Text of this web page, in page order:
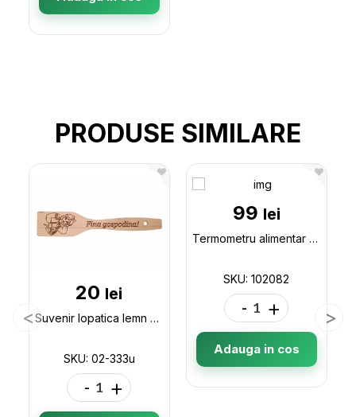
PRODUSE SIMILARE
20 lei
Suvenir lopatica lemn de bucatarie 30cm 02-333u
SKU: 02-333u
- +
99 lei
Termometru alimentar (102082) forma pix 102082
SKU: 102082
- +
Adauga in cos